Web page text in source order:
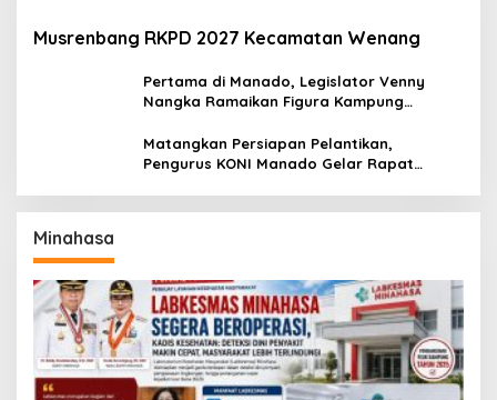
Musrenbang RKPD 2027 Kecamatan Wenang
Pertama di Manado, Legislator Venny
Nangka Ramaikan Figura Kampung
Matangkan Persiapan Pelantikan,
Pengurus KONI Manado Gelar Rapat
Minahasa